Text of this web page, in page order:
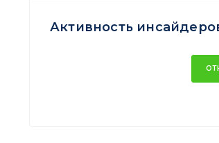
Активность